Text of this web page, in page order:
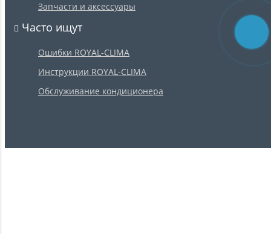
Запчасти и аксессуары
Часто ищут
Ошибки ROYAL-CLIMA
Инструкции ROYAL-CLIMA
Обслуживание кондиционера